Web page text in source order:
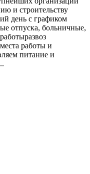
и строительству
день с графиком
отпуска, больничные,
работы и
питание и